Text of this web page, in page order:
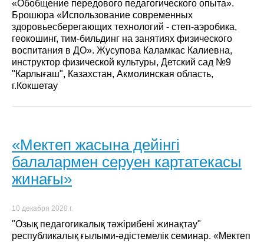
«Обобщение передового педагогического опыта».
Брошюра «Использование современных
здоровьесберегающих технологий - степ-аэробика,
геокошинг, тим-бильдинг на занятиях физического
воспитания в ДО». Жусупова Каламкас Калиевна,
инструктор физической культуры, Детский сад №9
"Карлығаш", Казахстан, Акмолинская область,
г.Кокшетау
«Мектеп жасына дейінгі
балалармен серуен картатекасы
жинағы»
10 декабря 2020 г.
"Озық педагогикалық тәжірибені жинақтау"
республикалық ғылыми-әдістемелік семинар. «Мектеп